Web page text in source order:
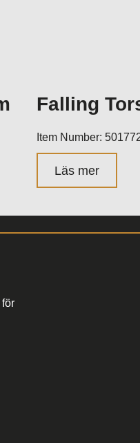
Falling
Item Number:
Läs mer